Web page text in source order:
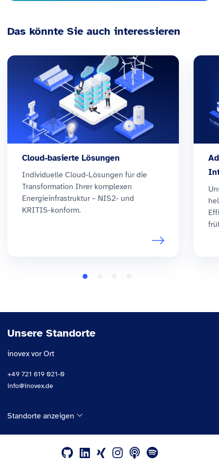
Das könnte Sie auch interessieren
Cloud-basierte Lösungen
Individuelle Cloud-Lösungen für die
Transformation Ihrer komplexen
Energieinfrastruktur – NIS2- und
KRITIS-konform.
Unsere Standorte
inovex vor Ort
+49 721 619 021-0
info@inovex.de
Standorte anzeigen